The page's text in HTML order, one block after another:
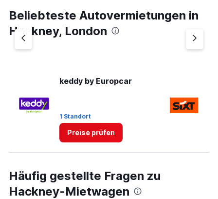
Beliebteste Autovermietungen in
Hackney, London
keddy by Europcar
1 Standort
Preise prüfen
Häufig gestellte Fragen zu
Hackney-Mietwagen